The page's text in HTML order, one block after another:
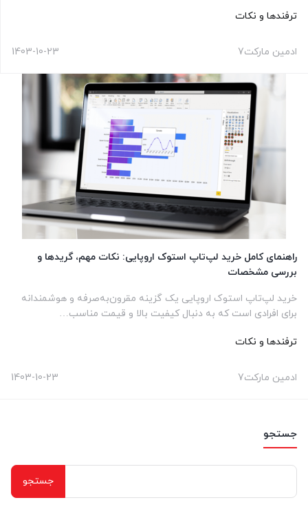
جستجو
برای:
ترفندها و نکات
ادمین مارکت7 1403-10-23
راهنمای کامل خرید لپ‌تاپ استوک اروپایی: نکات مهم، گریدها و
بررسی مشخصات
خرید لپ‌تاپ استوک اروپایی یک گزینه مقرون‌به‌صرفه و هوشمندانه
برای افرادی است که به دنبال کیفیت بالا و قیمت مناسب…
ترفندها و نکات
ادمین مارکت7 1403-10-23